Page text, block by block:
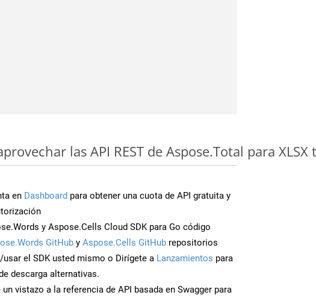
las API REST de Aspose.Total para XLSX
en Dashboard para obtener una cuota de API gratuita y
y Aspose.Cells Cloud SDK para Go código
GitHub y Aspose.Cells GitHub repositorios
el SDK usted mismo o Dirígete a Lanzamientos para
descarga alternativas.
vistazo a la referencia de API basada en Swagger para